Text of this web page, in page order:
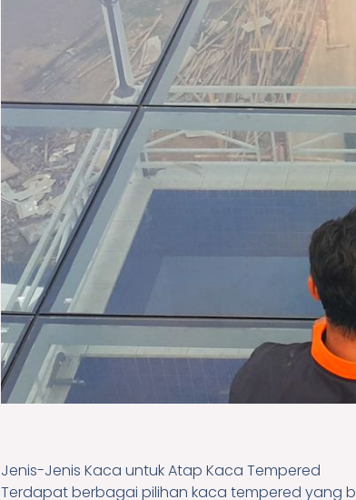
Jenis-Jenis Kaca untuk Atap Kaca Tempered
Terdapat berbagai pilihan kaca tempered yang